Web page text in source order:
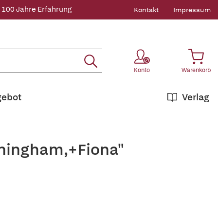
100 Jahre Erfahrung Kontakt Impressum
Konto Warenkorb
Verlag